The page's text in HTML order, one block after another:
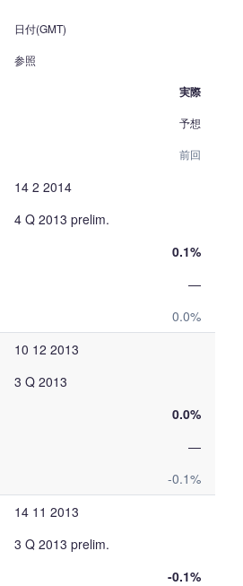
日付(GMT)
参照
実際
予想
前回
14 2 2014
4 Q 2013 prelim.
0.1%
—
0.0%
10 12 2013
3 Q 2013
0.0%
—
-0.1%
14 11 2013
3 Q 2013 prelim.
-0.1%